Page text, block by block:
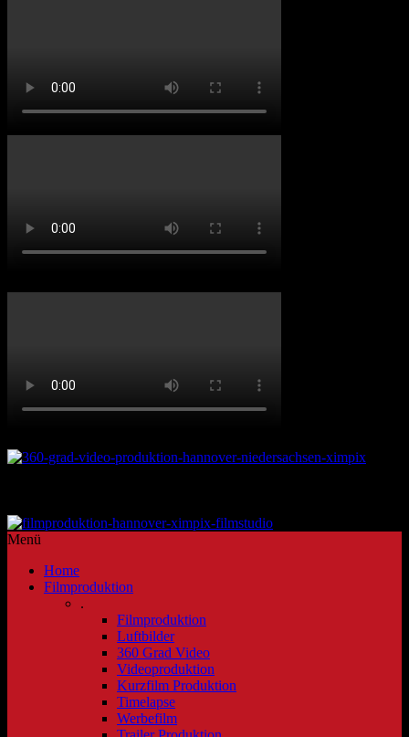
Menü
Home
Filmproduktion
.
Filmproduktion
Luftbilder
360 Grad Video
Videoproduktion
Kurzfilm Produktion
Timelapse
Werbefilm